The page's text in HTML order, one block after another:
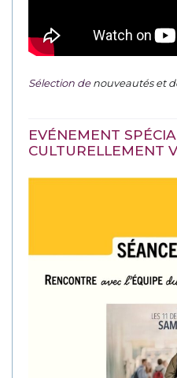
Sélection denouveautés et
EVÉNEMENT
CULTURELLEMENT